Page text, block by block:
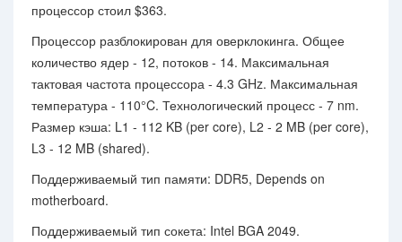
процессор стоил $363.
Процессор разблокирован для оверклокинга. Общее
количество ядер - 12, потоков - 14. Максимальная
тактовая частота процессора - 4.3 GHz. Максимальная
температура - 110°C. Технологический процесс - 7 nm.
Размер кэша: L1 - 112 KB (per core), L2 - 2 MB (per core),
L3 - 12 MB (shared).
Поддерживаемый тип памяти: DDR5, Depends on
motherboard.
Поддерживаемый тип сокета: Intel BGA 2049.